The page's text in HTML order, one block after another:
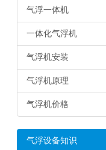
气浮一体机
一体化气浮机
气浮机安装
气浮机原理
气浮机价格
气浮设备知识